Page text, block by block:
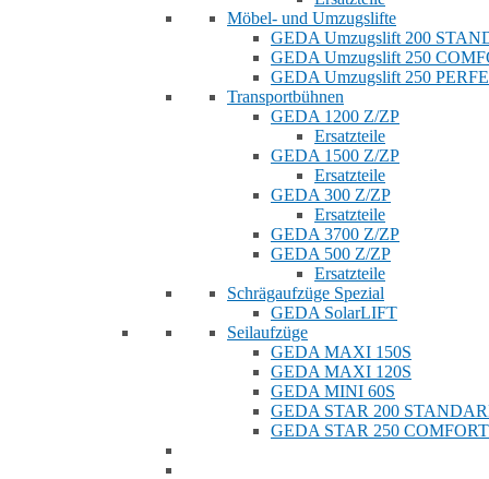
Möbel- und Umzugslifte
GEDA Umzugslift 200
GEDA Umzugslift 250
GEDA Umzugslift 250
Transportbühnen
GEDA 1200 Z/ZP
Ersatzteile
GEDA 1500 Z/ZP
Ersatzteile
GEDA 300 Z/ZP
Ersatzteile
GEDA 3700 Z/ZP
GEDA 500 Z/ZP
Ersatzteile
Schrägaufzüge Spezial
GEDA SolarLIFT
Seilaufzüge
GEDA MAXI 150S
GEDA MAXI 120S
GEDA MINI 60S
GEDA STAR 200
GEDA STAR 250 COMFORT